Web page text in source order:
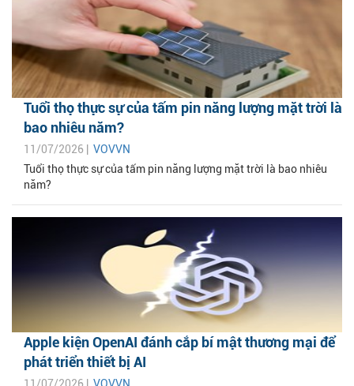
Tuổi thọ thực sự của tấm pin năng lượng mặt trời là
bao nhiêu năm?
11/07/2026 | VOVVN
Tuổi thọ thực sự của tấm pin năng lượng mặt trời là bao nhiêu
năm?
Apple kiện OpenAI đánh cắp bí mật thương mại để
phát triển thiết bị AI